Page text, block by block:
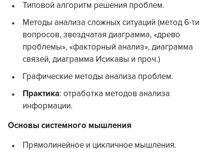
Типовой алгоритм решения проблем.
Методы анализа сложных ситуаций (метод 6-ти
вопросов, звездчатая диаграмма, «древо
проблемы», «факторный анализ», диаграмма
связей, диаграмма Исикавы и проч.)
Графические методы анализа проблем.
Практика: отработка методов анализа
информации.
Основы системного мышления
Прямолинейное и цикличное мышления.